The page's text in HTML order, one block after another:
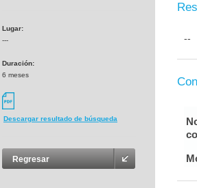
Lugar:
---
Duración:
6 meses
Descargar resultado de búsqueda
Regresar
--